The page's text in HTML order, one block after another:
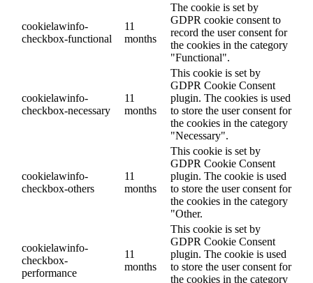
cookielawinfo-
checkbox-functional
11
months
The cookie is set by
GDPR cookie consent to
record the user consent for
the cookies in the category
"Functional".
cookielawinfo-
checkbox-necessary
11
months
This cookie is set by
GDPR Cookie Consent
plugin. The cookies is used
to store the user consent for
the cookies in the category
"Necessary".
cookielawinfo-
checkbox-others
11
months
This cookie is set by
GDPR Cookie Consent
plugin. The cookie is used
to store the user consent for
the cookies in the category
"Other.
cookielawinfo-
checkbox-
performance
11
months
This cookie is set by
GDPR Cookie Consent
plugin. The cookie is used
to store the user consent for
the cookies in the category